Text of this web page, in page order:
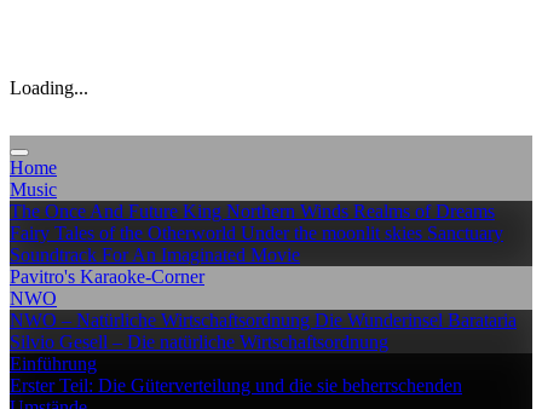
Loading...
Home
Music
The Once And Future King Northern Winds Realms of Dreams
Fairy Tales of the Otherworld Under the moonlit skies Sanctuary
Soundtrack For An Imaginated Movie
Pavitro's Karaoke-Corner
NWO
NWO – Natürliche Wirtschaftsordnung Die Wunderinsel Barataria
Silvio Gesell – Die natürliche Wirtschaftsordnung
Einführung
Erster Teil: Die Güterverteilung und die sie beherrschenden